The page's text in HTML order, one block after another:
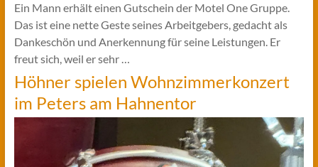
Ein Mann erhält einen Gutschein der Motel One Gruppe.
Das ist eine nette Geste seines Arbeitgebers, gedacht als
Dankeschön und Anerkennung für seine Leistungen. Er
freut sich, weil er sehr …
Höhner spielen Wohnzimmerkonzert
im Peters am Hahnentor